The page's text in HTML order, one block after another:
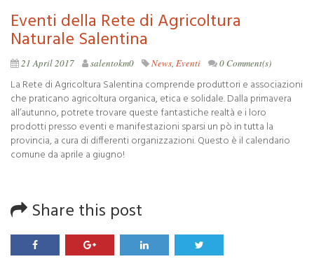
Eventi della Rete di Agricoltura
Naturale Salentina
21 April 2017 salentokm0 News, Eventi 0 Comment(s)
La Rete di Agricoltura Salentina comprende produttori e associazioni
che praticano agricoltura organica, etica e solidale. Dalla primavera
all’autunno, potrete trovare queste fantastiche realtà e i loro
prodotti presso eventi e manifestazioni sparsi un pò in tutta la
provincia, a cura di differenti organizzazioni. Questo è il calendario
comune da aprile a giugno!
Share this post